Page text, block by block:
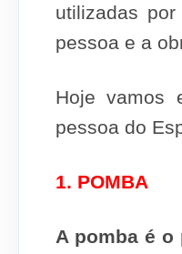
utilizadas
pessoa e a
Hoje vamos
pessoa do
1. POMBA
A pomba é o